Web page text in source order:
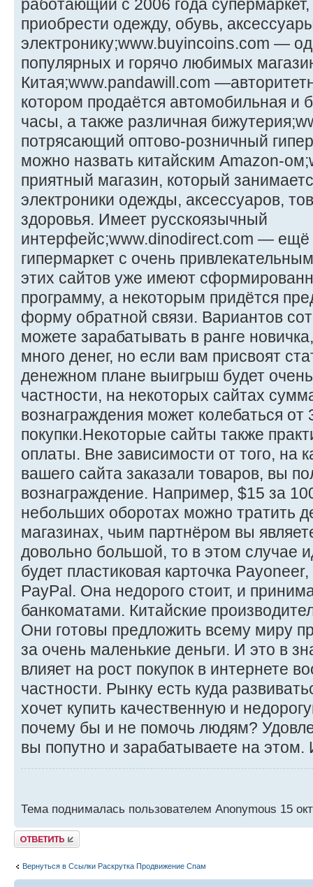
работающий с 2006 года
приобрести одежду, обувь,
электронику;www.buyincoins.com —
популярных и горячо любимых
Китая;www.pandawill.com
котором продаётся автомобильная и
часы, а также различная
потрясающий оптово-розничный
можно назвать китайским Amazon-
приятный магазин, который
электроники одежды, аксессуаров,
здоровья. Имеет русскоязычный
интерфейс;www.dinodirect.com — ещё
гипермаркет с очень
этих сайтов уже имеют
программу, а некоторым придётся
форму обратной связи. Вариантов
можете зарабатывать в ранге
много денег, но если вам присвоят
денежном плане выигрыш будет
частности, на некоторых сайтах
вознаграждения может колебаться от
покупки.Некоторые сайты также
оплаты. Вне зависимости от того, на
вашего сайта заказали товаров, вы
вознаграждение. Например, $15 за
небольших оборотах можно тратить
магазинах, чьим партнёром вы
довольно большой, то в этом случае
будет пластиковая карточка
PayPal. Она недорого стоит, и
банкоматами. Китайские
Они готовы предложить всему миру
за очень маленькие деньги. И это в
влияет на рост покупок в интернете
частности. Рынку есть куда
хочет купить качественную и
почему бы и не помочь людям?
вы попутно и зарабатываете на этом.
Тема поднималась пользователем Anonymous 15
Ответить
Вернуться в Ссылки Раскрутка Продвижение Спам